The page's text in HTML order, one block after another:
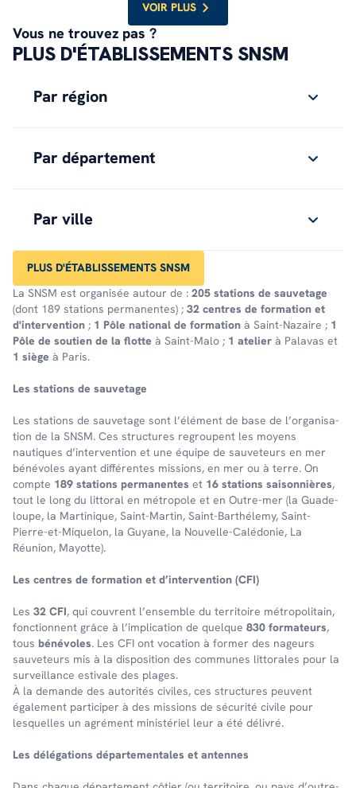
VOIR PLUS
Vous ne trouvez pas ?
PLUS D'ÉTABLISSEMENTS SNSM
Par région
Par département
Par ville
PLUS D'ÉTABLISSEMENTS SNSM
La SNSM est organisée autour de : 205 stations de sauvetage
(dont 189 stations permanentes) ; 32 centres de formation et
d'intervention ; 1 Pôle national de formation à Saint-Nazaire ; 1
Pôle de soutien de la flotte à Saint-Malo ; 1 atelier à Palavas et
1 siège à Paris.
Les stations de sauve­tage
Les stations de sauve­tage sont l’élé­ment de base de l’or­ga­ni­sa­
tion de la SNSM. Ces struc­tures regroupent les moyens
nautiques d’in­ter­ven­tion et une équipe de sauveteurs en mer
bénévoles ayant différentes missions, en mer ou à terre. On
comp­te 189 stations perma­nentes et 16 stations saison­nières,
tout le long du litto­ral en métro­pole et en Outre-mer (la Guade­
loupe, la Marti­nique, Saint-Martin, Saint-Barthé­lemy, Saint-
Pierre-et-Mique­lon, la Guyane, la Nouvelle-Calé­do­nie, La
Réunion, Mayotte).
Les centres de forma­tion et d’in­ter­ven­tion (CFI)
Les 32 CFI, qui couvrent l’en­semble du terri­toire métro­po­li­tain,
fonc­tionnent grâce à l’im­pli­ca­tion de quelque 830 forma­teurs,
tous béné­voles. Les CFI ont voca­tion à former des nageurs
sauve­teurs mis à la dispo­si­tion des communes litto­rales pour la
surveillance esti­vale des plages.
À la demande des auto­ri­tés civiles, ces struc­tures peuvent
égale­ment parti­ci­per à des missions de sécu­rité civile pour
lesquelles un agré­ment minis­té­riel leur a été déli­vré.
Les délé­ga­tions dépar­te­men­tales et antennes